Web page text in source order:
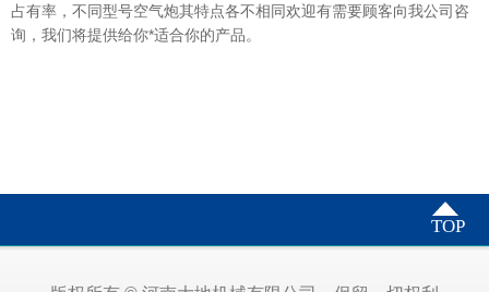
占有率，不同型号空气炮其特点各不相同欢迎有需要顾客向我公司咨
询，我们将提供给你*适合你的产品。
TOP